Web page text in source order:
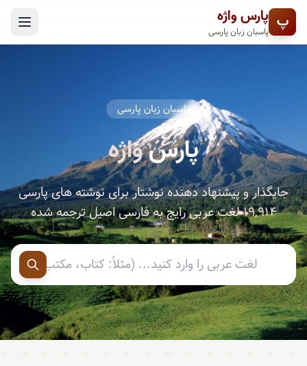
پ پارس واژه
پاسبان زبان پارسی
پاسبان زبان پارسی
پارسواژه
جایگذار و پیشنهاد دهنده نوشتار برای نوشته های پارسی
۱۹,۹۱۴لغت عربی رایج به فارسی اصیل ترجمه شده